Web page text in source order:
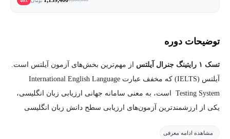
توضیحات دوره
تسک ۱‌ رایتینگ جنرال آیلتس
از مهم‌ترین بخش‌های آزمون آیلتس است.
آیلتس (IELTS) که مخفف عبارت International English Language
Testing System است، به معنی سامانه جهانی ارزیابی زبان انگلیسی،
یکی از ارزشمندترین آزمون‌های ارزیابی سطح دانش زبان انگلیسی
مشاهده ادامه معرفی